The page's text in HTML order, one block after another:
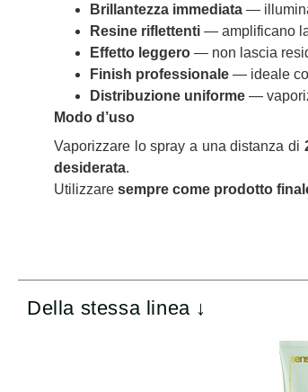
Brillantezza immediata —
Resine riflettenti — amplificano
Effetto leggero — non lascia
Finish professionale — ideale
Distribuzione uniforme —
Modo d’uso
Vaporizzare lo spray a una distanza di
desiderata.
Utilizzare sempre come prodotto
Della stessa linea ↓